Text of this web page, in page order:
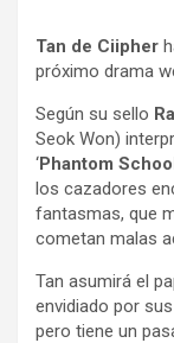
Tan de Ciipher
próximo drama
Según su sello
Seok Won)
‘Phantom
los cazadores
fantasmas, que
cometan malas
Tan asumirá el
envidiado por
pero tiene un